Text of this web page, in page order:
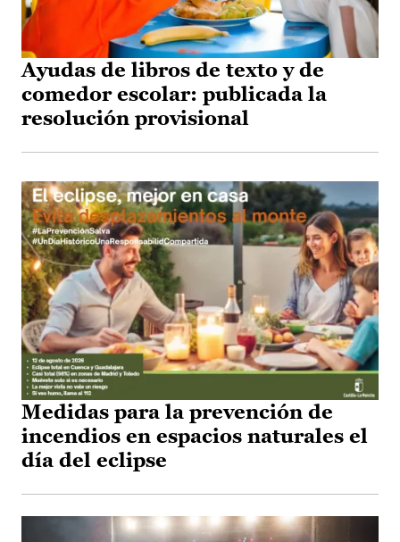
Ayudas de libros de texto y de
comedor escolar: publicada la
resolución provisional
Medidas para la prevención de
incendios en espacios naturales el
día del eclipse